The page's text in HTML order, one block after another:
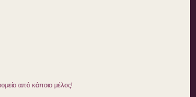
από κάποιο μέλος!